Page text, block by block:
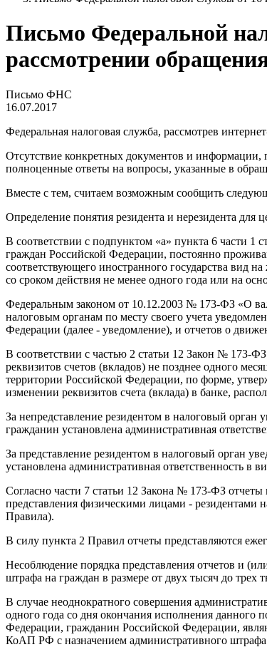
Письмо Федеральной
рассмотрении
Письмо ФНС
16.07.2017
Федеральная налоговая служба, рассмотрев
Отсутствие конкретных документов и информации,
полноценные ответы на вопросы, указанные в
Вместе с тем, считаем возможным сообщить
Определение понятия резидента и нерезидента для
В соответствии с подпунктом «а» пункта 6 части
граждан Российской Федерации, постоянно
соответствующего иностранного государства вид
со сроком действия не менее одного года или на
Федеральным законом от 10.12.2003 № 173-ФЗ «О
налоговым органам по месту своего учета
Федерации (далее - уведомление), и отчетов о
В соответствии с частью 2 статьи 12 Закон № 173-
реквизитов счетов (вкладов) не позднее одного
территории Российской Федерации, по форме,
изменении реквизитов счета (вклада) в банке,
За непредставление резидентом в налоговый
гражданин установлена административная
За представление резидентом в налоговый орган
установлена административная ответственность в
Согласно части 7 статьи 12 Закона № 173-ФЗ
представления физическими лицами - резидентами
Правила).
В силу пункта 2 Правил отчеты представляются
Несоблюдение порядка представления отчетов и
штрафа на граждан в размере от двух тысяч до трех
В случае неоднократного совершения
одного года со дня окончания исполнения данного
Федерации, гражданин Российской Федерации,
КоАП РФ с назначением административного штрафа